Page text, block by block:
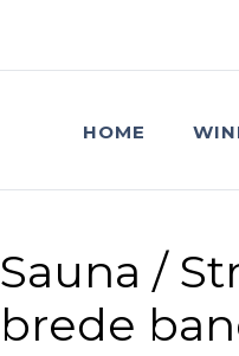
HOME
Sauna /
brede